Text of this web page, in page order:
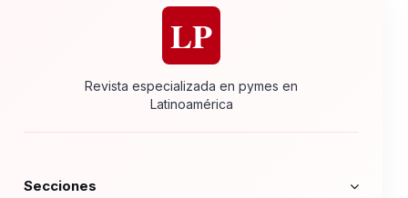
LP
Revista especializada en pymes en
Latinoamérica
Secciones